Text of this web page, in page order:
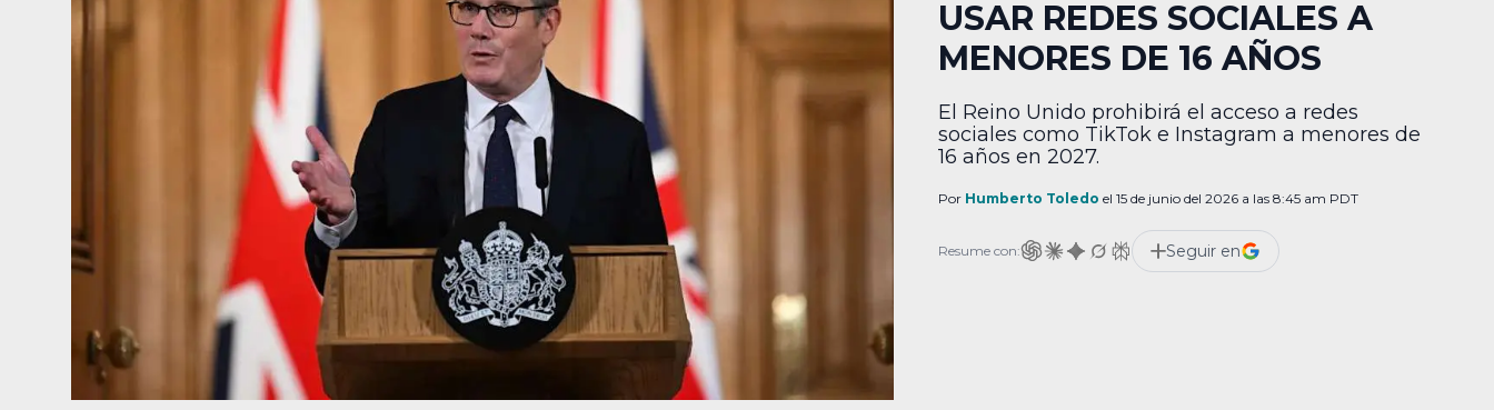
USAR REDES SOCIALES A
MENORES DE 16 AÑOS
El Reino Unido prohibirá el acceso a redes
sociales como TikTok e Instagram a menores de
16 años en 2027.
Por Humberto Toledo el 15 de junio del 2026 a las 8:45 am PDT
Resume con: Seguir en